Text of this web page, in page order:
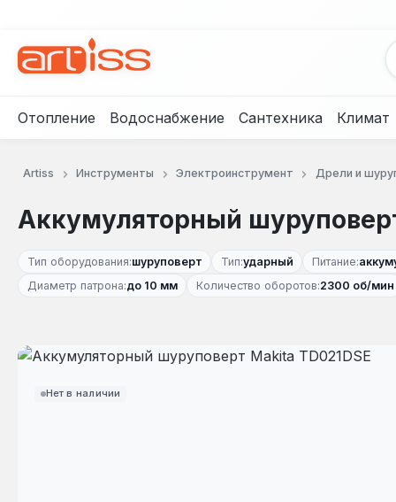
Отопление Водоснабжение Сантехника Климат
Artiss Инструменты Электроинструмент Дрели и
Аккумуляторный
Тип оборудования:шуруповерт Тип:ударный Питание:
Диаметр патрона:до 10 мм Количество оборотов:2300 об/мин
Нет в наличии
Пропустить галерею изображений